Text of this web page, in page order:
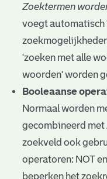
Zoektermen
voegt automatisch
'zoeken met alle
woorden' worden
Booleaanse
Normaal worden
gecombineerd met
zoekveld ook
operatoren: NOT
beperken het